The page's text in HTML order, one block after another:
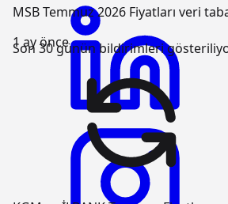
MSB Temmuz 2026 Fiyatları veri
1 ay önce
Son 30 günün bildirimleri